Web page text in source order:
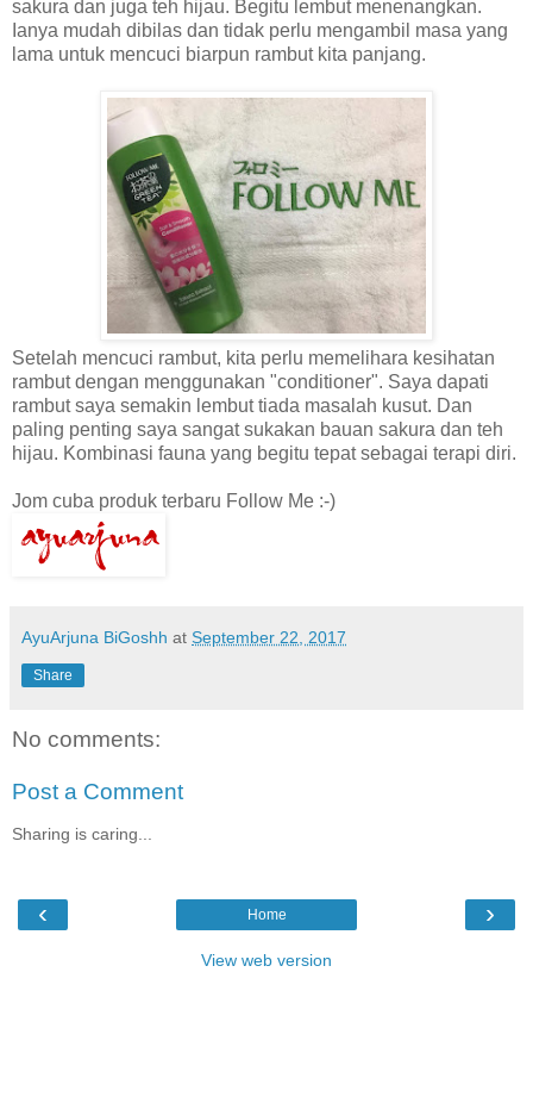
sakura dan juga teh hijau. Begitu lembut menenangkan.
Ianya mudah dibilas dan tidak perlu mengambil masa yang
lama untuk mencuci biarpun rambut kita panjang.
Setelah mencuci rambut, kita perlu memelihara kesihatan
rambut dengan menggunakan "conditioner". Saya dapati
rambut saya semakin lembut tiada masalah kusut. Dan
paling penting saya sangat sukakan bauan sakura dan teh
hijau. Kombinasi fauna yang begitu tepat sebagai terapi diri.
Jom cuba produk terbaru Follow Me :-)
AyuArjuna BiGoshh at September 22, 2017
Share
No comments:
Post a Comment
Sharing is caring...
‹ ›
Home
View web version